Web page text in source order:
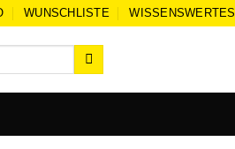
WUNSCHLISTE WISSENSWERTES